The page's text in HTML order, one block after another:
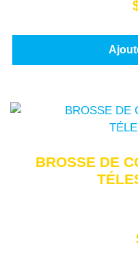
BROSSE DE